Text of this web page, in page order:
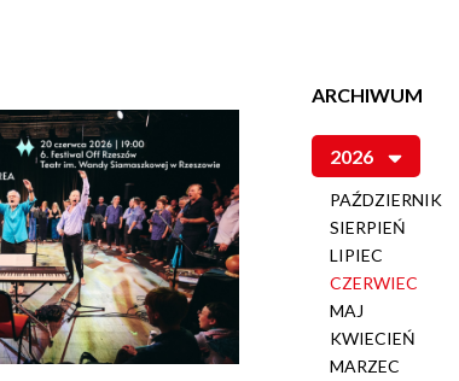
ARCHIWUM
2026
PAŹDZIERNIK
SIERPIEŃ
LIPIEC
CZERWIEC
MAJ
KWIECIEŃ
MARZEC